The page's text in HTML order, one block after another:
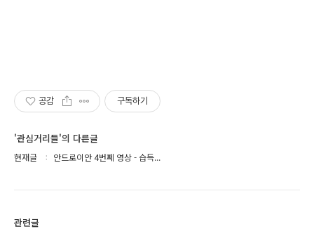
공감 구독하기
'관심거리들'의 다른글
현재글 안드로이안 4번쩨 영상 - 습득...
관련글